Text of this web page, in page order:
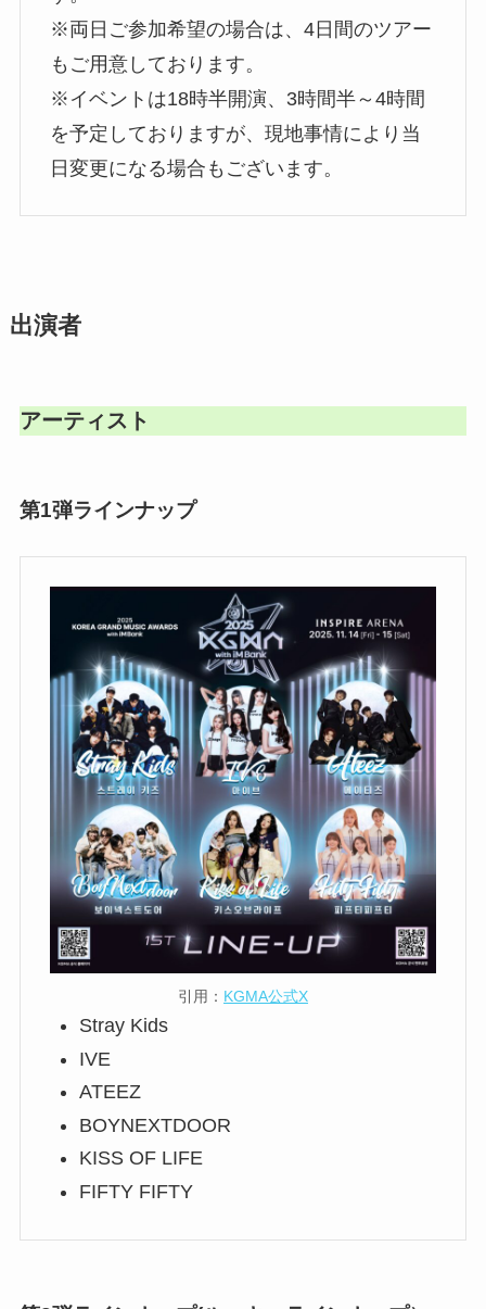
※両日ご参加希望の場合は、4日間のツアー
もご用意しております。
※イベントは18時半開演、3時間半～4時間
を予定しておりますが、現地事情により当
日変更になる場合もございます。
出演者
アーティスト
第1弾ラインナップ
引用： KGMA公式X
Stray Kids
IVE
ATEEZ
BOYNEXTDOOR
KISS OF LIFE
FIFTY FIFTY